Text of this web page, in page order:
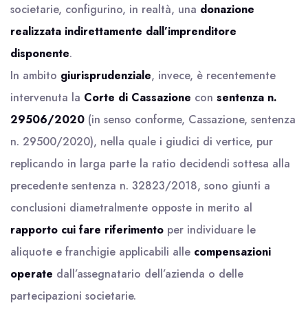
societarie, configurino, in realtà, una donazione
realizzata indirettamente dall’imprenditore
disponente.
In ambito giurisprudenziale, invece, è recentemente
intervenuta la Corte di Cassazione con sentenza n.
29506/2020 (in senso conforme, Cassazione, sentenza
n. 29500/2020), nella quale i giudici di vertice, pur
replicando in larga parte la ratio decidendi sottesa alla
precedente sentenza n. 32823/2018, sono giunti a
conclusioni diametralmente opposte in merito al
rapporto cui fare riferimento per individuare le
aliquote e franchigie applicabili alle compensazioni
operate dall’assegnatario dell’azienda o delle
partecipazioni societarie.